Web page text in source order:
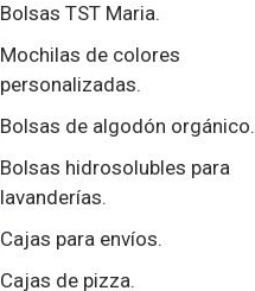
Bolsas TST Maria.
Mochilas de colores
personalizadas.
Bolsas de algodón orgánico.
Bolsas hidrosolubles para
lavanderías.
Cajas para envíos.
Cajas de pizza.